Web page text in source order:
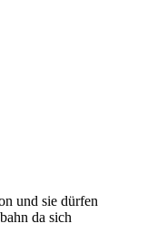
und sie dürfen
da sich